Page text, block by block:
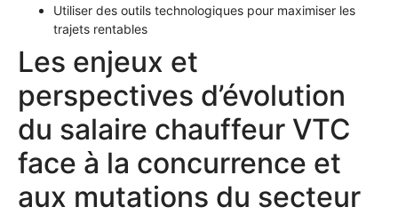
Utiliser des outils technologiques pour maximiser les
trajets rentables
Les enjeux et
perspectives d’évolution
du salaire chauffeur VTC
face à la concurrence et
aux mutations du secteur